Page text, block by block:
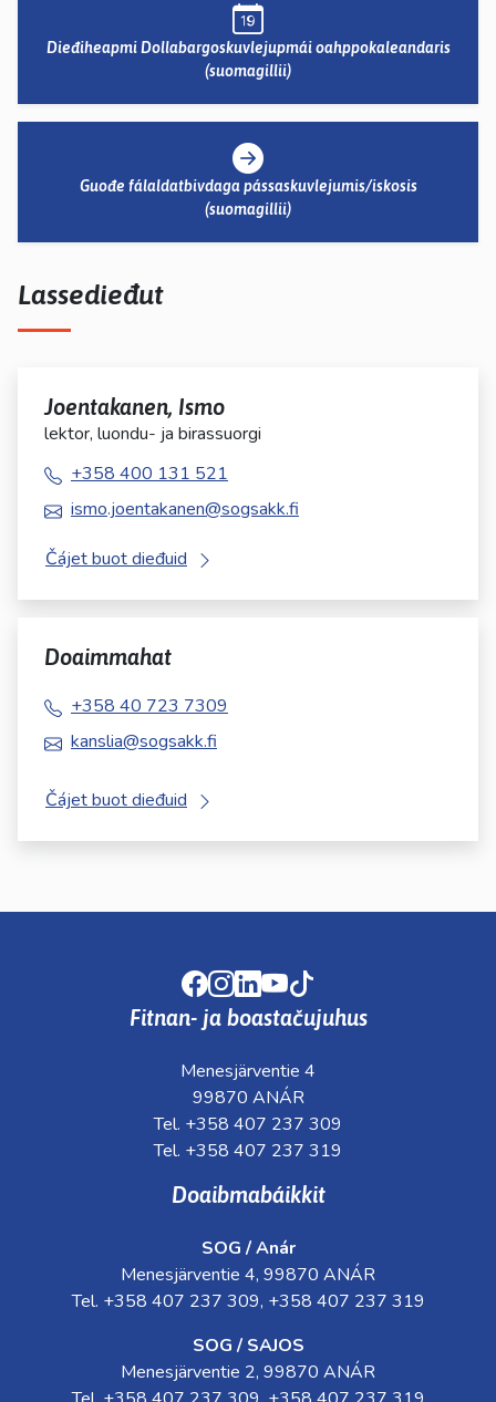
Dieđiheapmi Dollabargoskuvlejupmái oahppokaleandaris
(suomagillii)
Guođe fálaldatbivdaga pássaskuvlejumis/iskosis
(suomagillii)
Lassedieđut
Joentakanen, Ismo
lektor, luondu- ja birassuorgi
+358 400 131 521
ismo.joentakanen@sogsakk.fi
Čájet buot dieđuid
Doaimmahat
+358 40 723 7309
kanslia@sogsakk.fi
Čájet buot dieđuid
Facebook
Instagram
LinkedIn
Youtube
Fitnan- ja boastačujuhus
Menesjärventie 4
99870 ANÁR
Tel. +358 407 237 309
Tel. +358 407 237 319
Doaibmabáikkit
SOG / Anár
Menesjärventie 4, 99870 ANÁR
Tel. +358 407 237 309, +358 407 237 319
SOG / SAJOS
Menesjärventie 2, 99870 ANÁR